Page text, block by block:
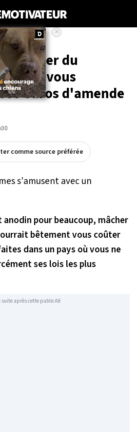
mâcher du
peut vous
euros d'amende
comme source préférée
pour beaucoup, mâcher
bêtement vous coûter
dans un pays où vous ne
ses lois les plus
suite après cette publicité
×